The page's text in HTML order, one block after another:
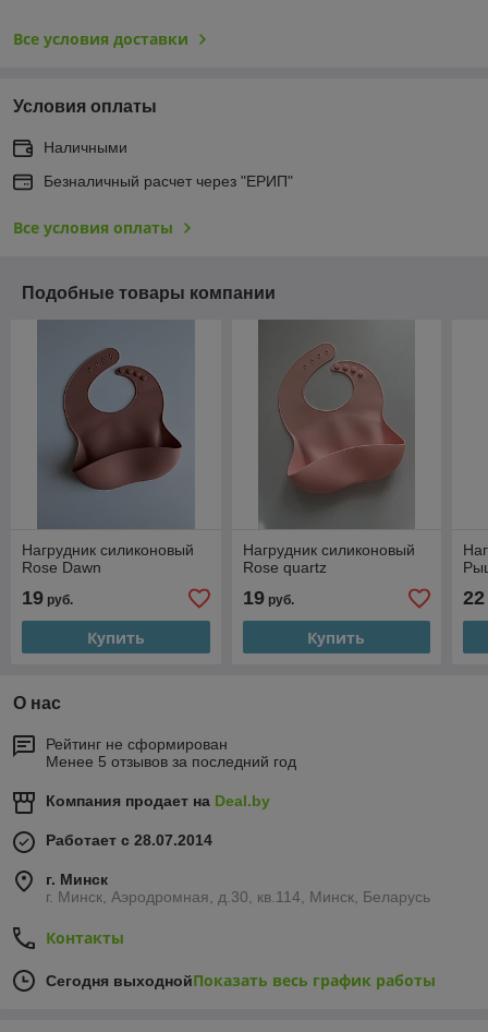
Все условия доставки
Условия оплаты
Наличными
Безналичный расчет через "ЕРИП"
Все условия оплаты
Подобные товары компании
Нагрудник силиконовый
Rose Dawn
19 руб.
Купить
Нагрудник силиконовый
Rose quartz
19руб.
Купить
22
О нас
Рейтинг не сформирован
Менее 5 отзывов за последний год
Компания продает на Deal.by
Работает с 28.07.2014
г. Минск
г. Минск, Аэродромная, д.30, кв.114, Минск, Беларусь
Контакты
Сегодня выходнойПоказать весь график работы